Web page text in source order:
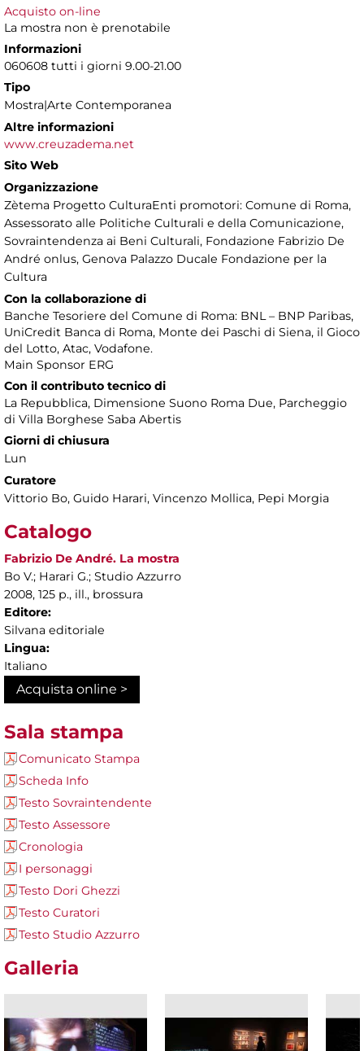
Acquisto on-line
La mostra non è prenotabile
Informazioni
060608 tutti i giorni 9.00-21.00
Tipo
Mostra|Arte Contemporanea
Altre informazioni
www.creuzadema.net
Sito Web
Organizzazione
Zètema Progetto CulturaEnti promotori: Comune di Roma,
Assessorato alle Politiche Culturali e della Comunicazione,
Sovraintendenza ai Beni Culturali, Fondazione Fabrizio De
André onlus, Genova Palazzo Ducale Fondazione per la
Cultura
Con la collaborazione di
Banche Tesoriere del Comune di Roma: BNL – BNP Paribas,
UniCredit Banca di Roma, Monte dei Paschi di Siena, il Gioco
del Lotto, Atac, Vodafone.
Main Sponsor ERG
Con il contributo tecnico di
La Repubblica, Dimensione Suono Roma Due, Parcheggio
di Villa Borghese Saba Abertis
Giorni di chiusura
Lun
Curatore
Vittorio Bo, Guido Harari, Vincenzo Mollica, Pepi Morgia
Catalogo
Fabrizio De André. La mostra
Bo V.; Harari G.; Studio Azzurro
2008, 125 p., ill., brossura
Editore:
Silvana editoriale
Lingua:
Italiano
Acquista online >
Sala stampa
Comunicato Stampa
Scheda Info
Testo Sovraintendente
Testo Assessore
Cronologia
I personaggi
Testo Dori Ghezzi
Testo Curatori
Testo Studio Azzurro
Galleria